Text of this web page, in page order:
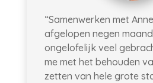
“Samenwerken met
afgelopen negen
ongelofelijk veel
me met het behouden
zetten van hele grote